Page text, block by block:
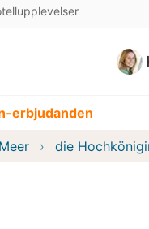
erbjudanden
die